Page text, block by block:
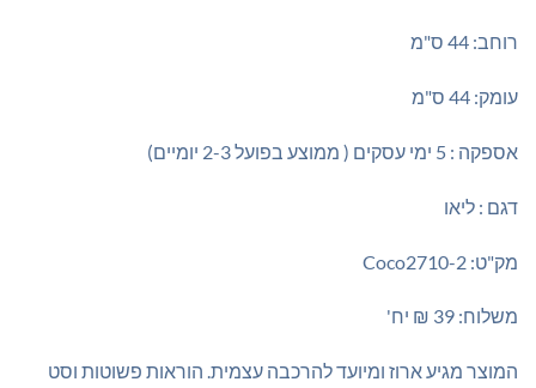
רוחב: 44 ס"מ
עומק: 44 ס"מ
אספקה : 5 ימי עסקים ( ממוצע בפועל 2-3 יומיים)
דגם : ליאו
מק"ט: Coco2710-2
משלוח: 39 ₪ יח'
המוצר מגיע ארוז ומיועד להרכבה עצמית. הוראות פשוטות וסט